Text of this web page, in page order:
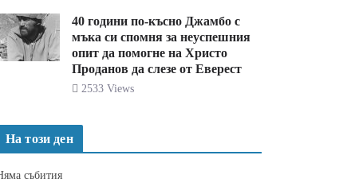
40 години по-късно Джамбо с
мъка си спомня за неуспешния
опит да помогне на Христо
Проданов да слезе от Еверест
2533 Views
На този ден
събития